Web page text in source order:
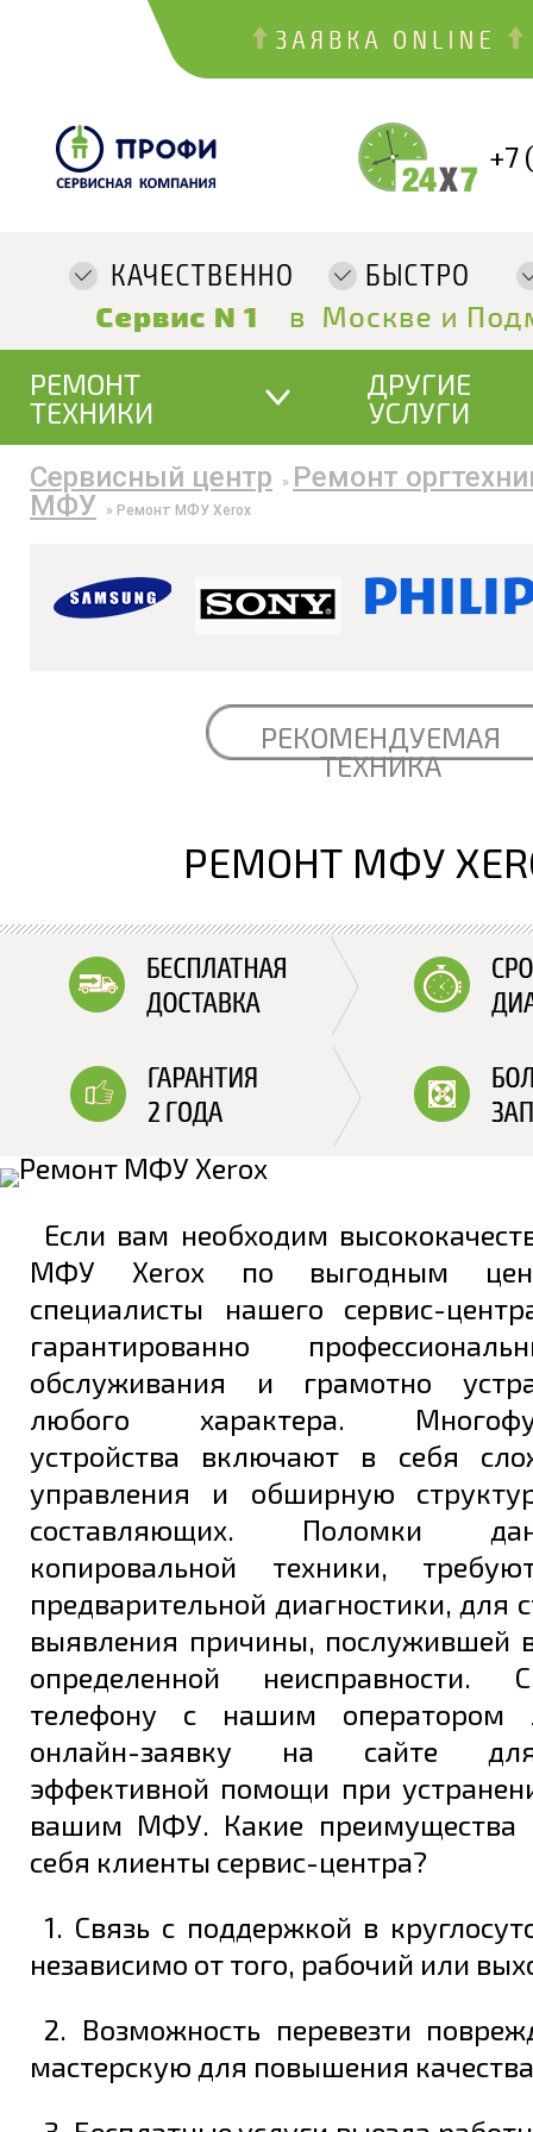
+7
РЕМОНТ
ТЕХНИКИ
ДРУГИЕ
УСЛУГИ
Сервисный центр » Ремонт
МФУ
» Ремонт МФУ Xerox
РЕКОМЕНДУЕМАЯ
ТЕХНИКА
РЕМОНТ МФУ
Если вам необходим
МФУ Xerox по выгодным
специалисты нашего сервис-
гарантированно
обслуживания и грамотно
любого характера.
устройства включают в себя
управления и обширную
составляющих. Поломки
копировальной техники,
предварительной диагностики, для
выявления причины, послужившей
определенной неисправности.
телефону с нашим оператором
онлайн-заявку на сайте
эффективной помощи при
вашим МФУ. Какие преимущества
себя клиенты сервис-центра?
1. Связь с поддержкой в
независимо от того, рабочий или
2. Возможность перевезти
мастерскую для повышения
Задать вопрос